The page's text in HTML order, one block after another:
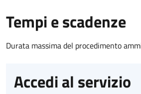
Tempi e scadenze
Durata massima del procedimento
Accedi al servizio